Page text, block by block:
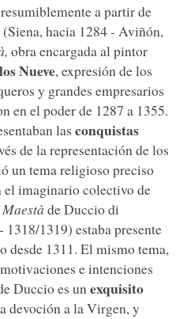
a partir de
(Siena, hacia 1284 - Aviñón,
obra encargada al pintor
Nueve, expresión de los
y grandes empresarios
en el poder de 1287 a 1355.
las conquistas
de la representación de los
un tema religioso preciso
el imaginario colectivo de
Maestà de Duccio di
1319) estaba presente
desde 1311. El mismo tema,
e intenciones
Duccio es un exquisito
devoción a la Virgen, y